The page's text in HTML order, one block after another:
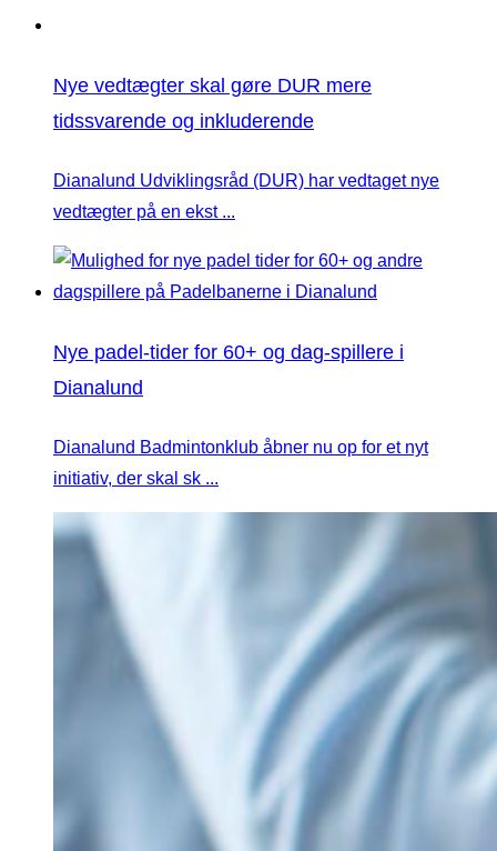
Nye vedtægter skal gøre DUR mere
tidssvarende og inkluderende
Dianalund Udviklingsråd (DUR) har vedtaget nye
vedtægter på en ekst ...
Nye padel-tider for 60+ og dag-spillere i
Dianalund
Dianalund Badmintonklub åbner nu op for et nyt
initiativ, der skal sk ...